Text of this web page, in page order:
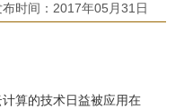
布时间： 2017年05月31日
算的技术日益被应用在